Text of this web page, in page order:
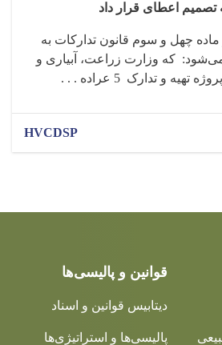
تصمیم اعطای قرار داد
ماده چهل و سوم قانون تدارکات به
که وزارت زراعت، آبیاری و
و تدارک 5 عراده . . .
HVCDSP
قوانین و پالیسی‌ها
دیتابیس قوانین و اسناد
پالیسی‌ها و استراتیژی‌ها